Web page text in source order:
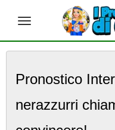
Pronostico
nerazzurri